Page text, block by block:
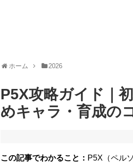
ホーム 2026
P5X攻略ガイド｜
めキャラ・育成の
この記事でわかること： P5X（ペル